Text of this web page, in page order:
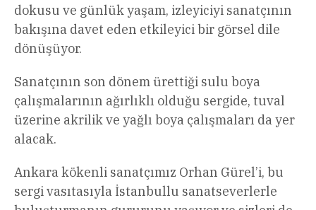
dokusu ve günlük yaşam, izleyiciyi sanatçının
bakışına davet eden etkileyici bir görsel dile
dönüşüyor.
Sanatçının son dönem ürettiği sulu boya
çalışmalarının ağırlıklı olduğu sergide, tuval
üzerine akrilik ve yağlı boya çalışmaları da yer
alacak.
Ankara kökenli sanatçımız Orhan Gürel’i, bu
sergi vasıtasıyla İstanbullu sanatseverlerle